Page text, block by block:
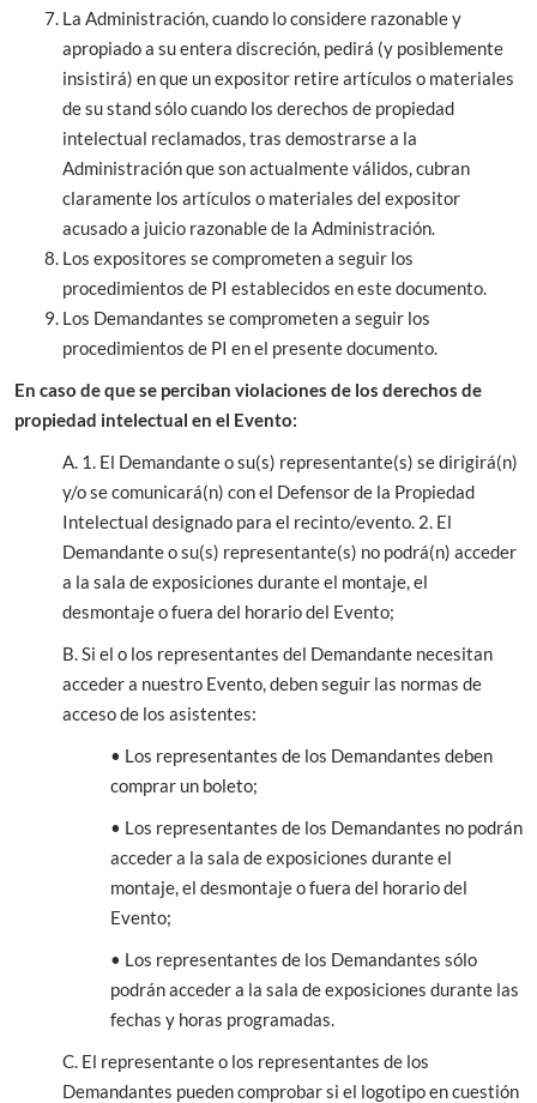
La Administración, cuando lo considere razonable y
apropiado a su entera discreción, pedirá (y posiblemente
insistirá) en que un expositor retire artículos o materiales
de su stand sólo cuando los derechos de propiedad
intelectual reclamados, tras demostrarse a la
Administración que son actualmente válidos, cubran
claramente los artículos o materiales del expositor
acusado a juicio razonable de la Administración.
Los expositores se comprometen a seguir los
procedimientos de PI establecidos en este documento.
Los Demandantes se comprometen a seguir los
procedimientos de PI en el presente documento.
En caso de que se perciban violaciones de los derechos de
propiedad intelectual en el Evento:
A. 1. El Demandante o su(s) representante(s) se dirigirá(n)
y/o se comunicará(n) con el Defensor de la Propiedad
Intelectual designado para el recinto/evento. 2. El
Demandante o su(s) representante(s) no podrá(n) acceder
a la sala de exposiciones durante el montaje, el
desmontaje o fuera del horario del Evento;
B. Si el o los representantes del Demandante necesitan
acceder a nuestro Evento, deben seguir las normas de
acceso de los asistentes:
• Los representantes de los Demandantes deben
comprar un boleto;
• Los representantes de los Demandantes no podrán
acceder a la sala de exposiciones durante el
montaje, el desmontaje o fuera del horario del
Evento;
• Los representantes de los Demandantes sólo
podrán acceder a la sala de exposiciones durante las
fechas y horas programadas.
C. El representante o los representantes de los
Demandantes pueden comprobar si el logotipo en cuestión